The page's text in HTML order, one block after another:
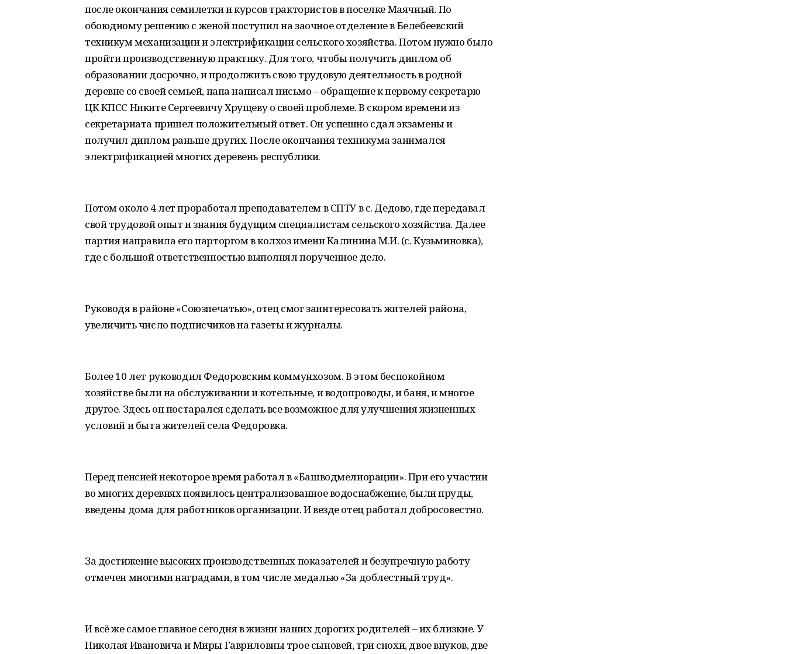
после окончания семилетки и курсов трактористов в поселке Маячный. По
обоюдному решению с женой поступил на заочное отделение в Белебеевский
техникум механизации и электрификации сельского хозяйства. Потом нужно было
пройти производственную практику. Для того, чтобы получить диплом об
образовании досрочно, и продолжить свою трудовую деятельность в родной
деревне со своей семьей, папа написал письмо – обращение к первому секретарю
ЦК КПСС Никите Сергеевичу Хрущеву о своей проблеме. В скором времени из
секретариата пришел положительный ответ. Он успешно сдал экзамены и
получил диплом раньше других. После окончания техникума занимался
электрификацией многих деревень республики.
Потом около 4 лет проработал преподавателем в СПТУ в с. Дедово, где передавал
свой трудовой опыт и знания будущим специалистам сельского хозяйства. Далее
партия направила его парторгом в колхоз имени Калинина М.И. (с. Кузьминовка),
где с большой ответственностью выполнял порученное дело.
Руководя в районе «Союзпечатью», отец смог заинтересовать жителей района,
увеличить число подписчиков на газеты и журналы.
Более 10 лет руководил Федоровским коммунхозом. В этом беспокойном
хозяйстве были на обслуживании и котельные, и водопроводы, и баня, и многое
другое. Здесь он постарался сделать все возможное для улучшения жизненных
условий и быта жителей села Федоровка.
Перед пенсией некоторое время работал в «Башводмелиорации». При его участии
во многих деревнях появилось централизованное водоснабжение, были пруды,
введены дома для работников организации. И везде отец работал добросовестно.
За достижение высоких производственных показателей и безупречную работу
отмечен многими наградами, в том числе медалью «За доблестный труд».
И всё же самое главное сегодня в жизни наших дорогих родителей – их близкие. У
Николая Ивановича и Миры Гавриловны трое сыновей, три снохи, двое внуков, две